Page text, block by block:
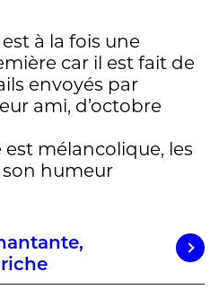
est à la fois une
car il est fait de
envoyés par
ami, d’octobre
mélancolique, les
son humeur
riche